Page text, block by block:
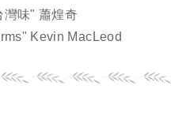
灣味" 蕭煌奇
Kevin MacLeod